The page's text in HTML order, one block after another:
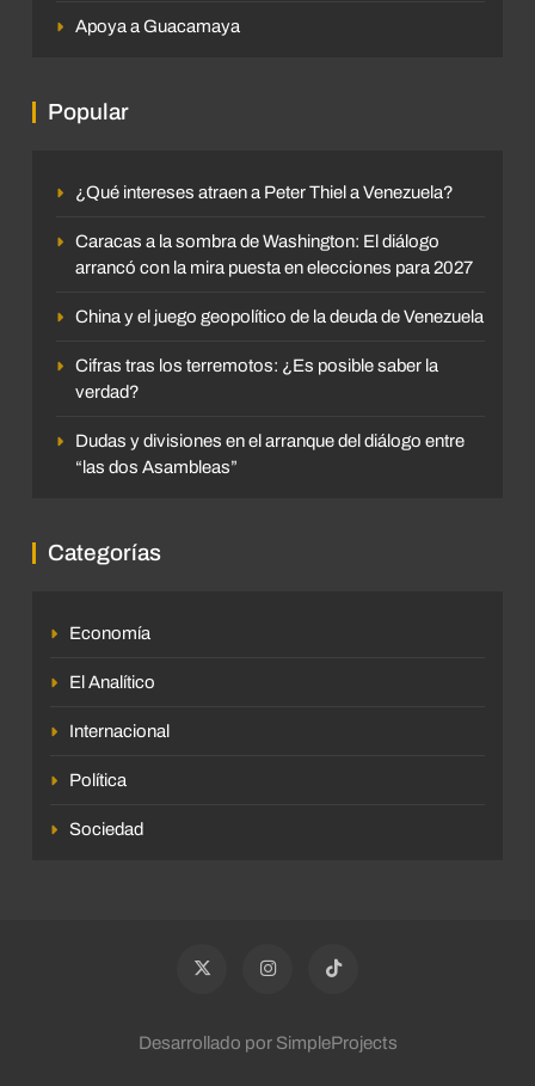
Apoya a Guacamaya
Popular
¿Qué intereses atraen a Peter Thiel a Venezuela?
Caracas a la sombra de Washington: El diálogo
arrancó con la mira puesta en elecciones para 2027
China y el juego geopolítico de la deuda de Venezuela
Cifras tras los terremotos: ¿Es posible saber la
verdad?
Dudas y divisiones en el arranque del diálogo entre
“las dos Asambleas”
Categorías
Economía
El Analítico
Internacional
Política
Sociedad
Desarrollado por SimpleProjects